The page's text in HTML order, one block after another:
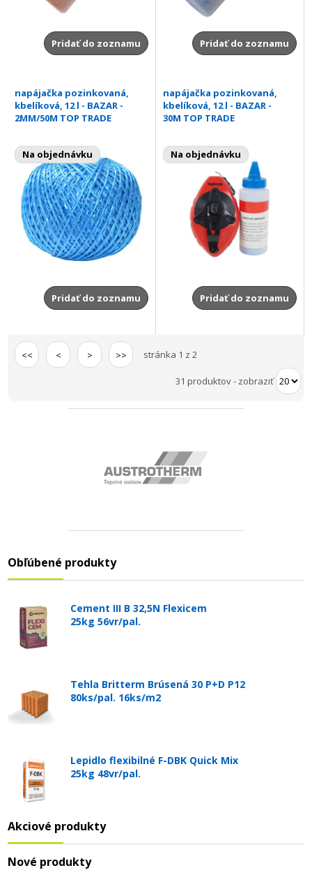
Pridať do zoznamu Pridať do zoznamu
napájačka pozinkovaná,
kbelíková, 12 l - BAZAR -
2MM/50M TOP TRADE
Na objednávku
Pridať do zoznamu
napájačka pozinkovaná,
kbelíková, 12 l - BAZAR -
30M TOP TRADE
Na objednávku
Pridať do zoznamu
<< < > >> stránka 1 z 2
31 produktov- zobraziť
Obľúbené produkty
Cement III B 32,5N Flexicem
25kg 56vr/pal.
Tehla Britterm Brúsená 30 P+D P12
80ks/pal. 16ks/m2
Lepidlo flexibilné F-DBK Quick Mix
25kg 48vr/pal.
Akciové produkty
Nové produkty